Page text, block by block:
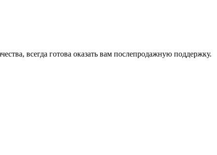
всегда готова оказать вам послепродажную поддержку.